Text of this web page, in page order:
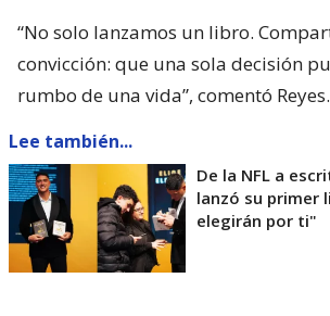
“No solo lanzamos un libro.
convicción: que una sola decisión
rumbo de una vida”, comentó Reyes.
Lee también...
De la NFL a
lanzó su primer
elegirán por ti"